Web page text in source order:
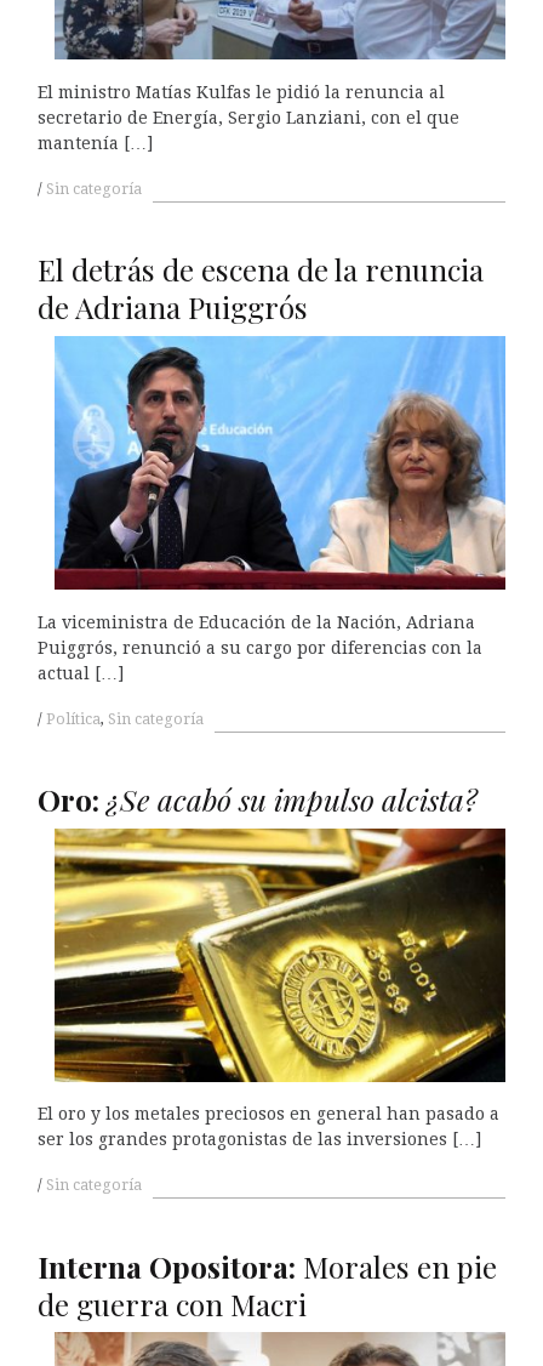
El ministro Matías Kulfas le pidió la renuncia al
secretario de Energía, Sergio Lanziani, con el que
mantenía […]
Sin categoría
El detrás de escena de la renuncia
de Adriana Puiggrós
La viceministra de Educación de la Nación, Adriana
Puiggrós, renunció a su cargo por diferencias con la
actual […]
Política, Sin categoría
Oro: ¿Se acabó su impulso alcista?
El oro y los metales preciosos en general han pasado a
ser los grandes protagonistas de las inversiones […]
Sin categoría
Interna Opositora: Morales en pie
de guerra con Macri